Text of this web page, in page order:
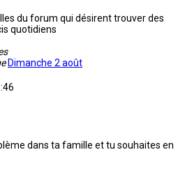
du forum qui désirent trouver des
quotidiens
Dimanche 2 août
dans ta famille et tu souhaites en